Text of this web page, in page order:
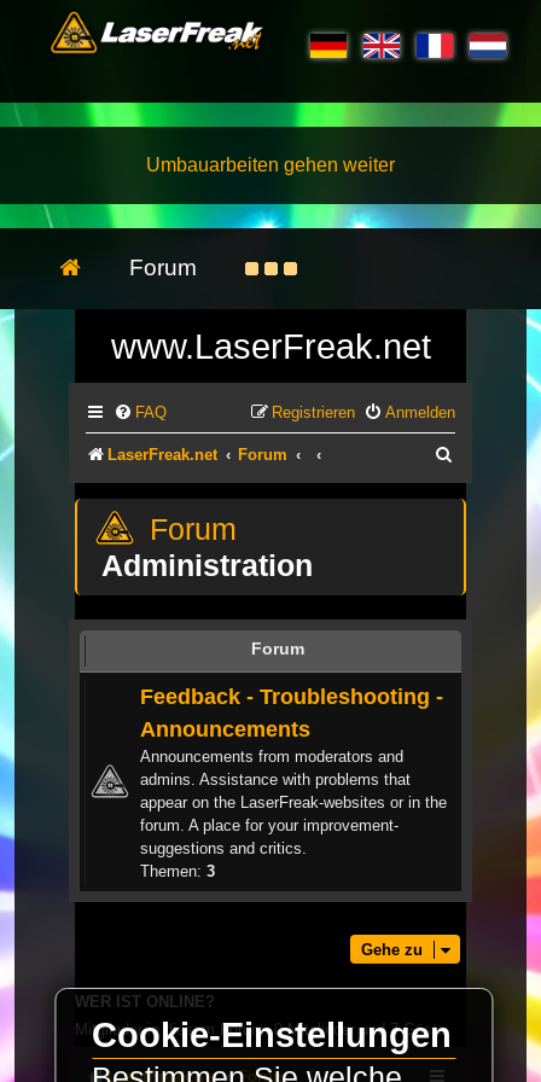
Umbauarbeiten gehen weiter
Forum
www.LaserFreak.net
FAQ Anmelden
Registrieren
LaserFreak.net Forum
Administration
Forum
Feedback - Troubleshooting -
Announcements
Announcements from moderators and
admins. Assistance with problems that
appear on the LaserFreak-websites or in the
forum. A place for your improvement-
suggestions and critics.
Themen: 3
Gehe zu
WER IST ONLINE?
Mitglieder in diesem Forum: 0 Mitglieder und 7 Gäste
LaserFreak.net Forum
Cookie-Einstellungen